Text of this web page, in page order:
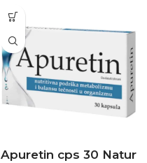
Apuretin cps 30 Natur